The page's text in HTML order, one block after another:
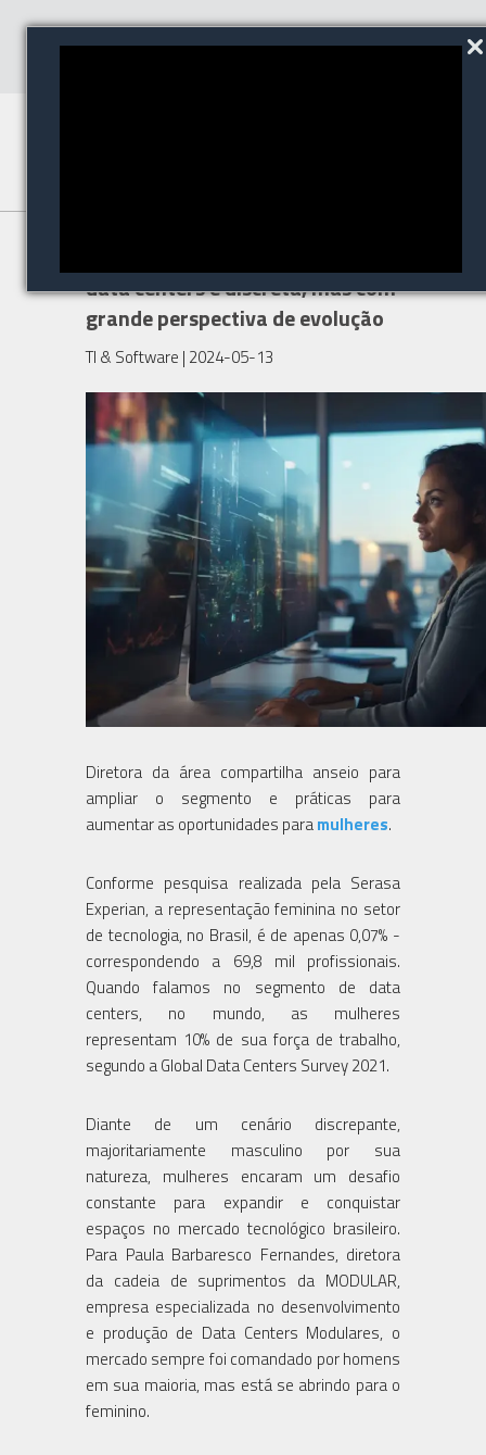
data centers é discreta, mas com
grande perspectiva de evolução
TI & Software | 2024-05-13
Diretora da área compartilha anseio para
ampliar o segmento e práticas para
aumentar as oportunidades paramulheres.
Conforme pesquisa realizada pela Serasa
Experian, a representação feminina no setor
de tecnologia, no Brasil, é de apenas 0,07% -
correspondendo a 69,8 mil profissionais.
Quando falamos no segmento de data
centers, no mundo, as mulheres
representam 10% de sua força de trabalho,
Diante de um cenário discrepante,
majoritariamente masculino por sua
natureza, mulheres encaram um desafio
constante para expandir e conquistar
espaços no mercado tecnológico brasileiro.
Para Paula Barbaresco Fernandes, diretora
da cadeia de suprimentos da MODULAR,
empresa especializada no desenvolvimento
e produção de Data Centers Modulares, o
mercado sempre foi comandado por homens
em sua maioria, mas está se abrindo para o